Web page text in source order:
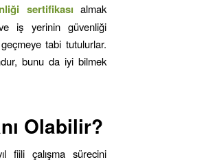
sertifikasıalmak
ve iş yerinin güvenliği
tabi tutulurlar.
bunu da iyi bilmek
Olabilir?
fiili çalışma sürecini